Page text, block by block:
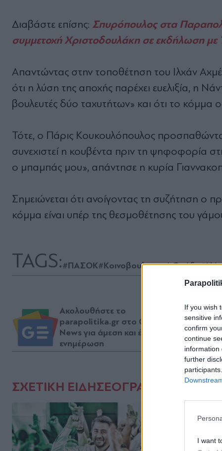
If you wish
sensitive
confirm
continue
information
further
I want
Διαβάστε επίσης: Σπυρόπουλος στα
συμμετοχή Χριστοδουλάκη σε εκδήλωση με
Απαντώντας στην τοποθέτηση του Ιλχάν
ότι η λύση της αποχής παρέχει ευελιξία, η
βουλευτές δύο ταχυτήτων» και ότι το κόμμα
Τότε, ο Πάρις Κουκουλόπουλος
συνεχιστεί η κουβέντα πριν τη ψηφοφορία
ο μπαμπάς μου», απάντησε η κυρία
Σημειώνεται ότι ανοίγοντας τη συζήτηση
κόμμα είναι υπέρ της θεσμοθέτησης του
TAGS:#ΠΑΣΟΚ#Κοινοβουλευτική Ομάδα
Ακολουθήστε το
parapolitika.gr στο Google
News για άμεση και έγκυρη
ενημέρωση
ΣΧΕΤΙΚΗ ΕΙΔΗΣΕΟΓΡΑΦΙΑ